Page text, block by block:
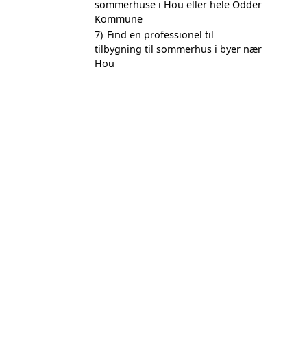
sommerhuse i Hou eller hele Odder
Kommune
7) Find en professionel til
tilbygning til sommerhus i byer nær
Hou